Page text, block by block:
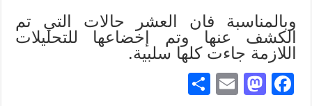
وبالمناسبة فان العشر حالات التي تم
الكشف عنها وتم إخضاعها للتحليلات
اللازمة جاءت كلها سلبية.
Fa
M
E